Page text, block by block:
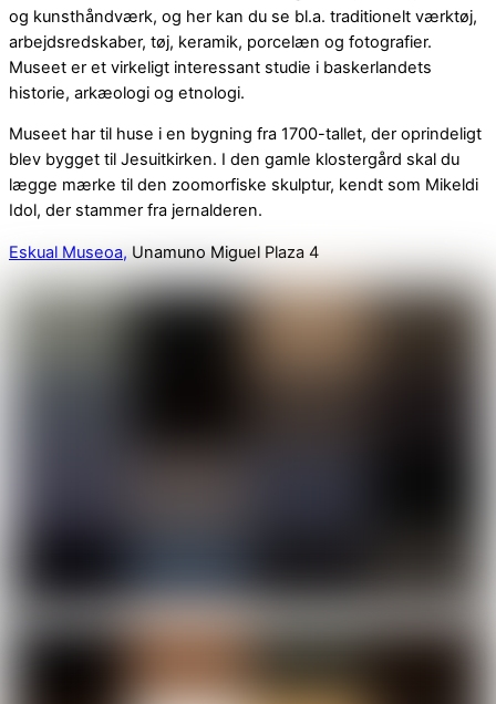
og kunsthåndværk, og her kan du se bl.a. traditionelt værktøj,
arbejdsredskaber, tøj, keramik, porcelæn og fotografier.
Museet er et virkeligt interessant studie i baskerlandets
historie, arkæologi og etnologi.
Museet har til huse i en bygning fra 1700-tallet, der oprindeligt
blev bygget til Jesuitkirken. I den gamle klostergård skal du
lægge mærke til den zoomorfiske skulptur, kendt som Mikeldi
Idol, der stammer fra jernalderen.
Eskual Museoa, Unamuno Miguel Plaza 4